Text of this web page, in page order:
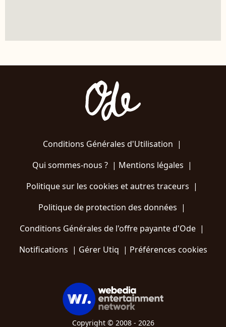
Conditions Générales d'Utilisation |
Qui sommes-nous ?| Mentions légales |
Politique sur les cookies et autres traceurs |
Politique de protection des données |
Conditions Générales de l'offre payante d'Ode |
Notifications | Gérer Utiq | Préférences cookies
Copyright © 2008 - 2026